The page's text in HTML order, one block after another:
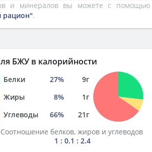
и минералов вы можете с помощью
рацион".
БЖУ в калорийности
Белки 27% 9г
Жиры
8% 1г
Углеводы
66% 21г
Соотношение белков, жиров и углеводов
1 : 0.1 : 2.4